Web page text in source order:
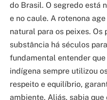
do Brasil. O segredo está
e no caule. A rotenona
natural para os peixes. Os
substância há séculos
fundamental entender
indígena sempre utilizou
respeito e equilíbrio,
ambiente. Aliás, sabia